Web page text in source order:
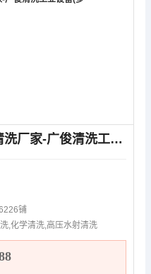
三明油罐清洗-三明油罐清洗厂家-广俊清洗工业设备(多图)
铺
,化学清洗,高压水射清洗